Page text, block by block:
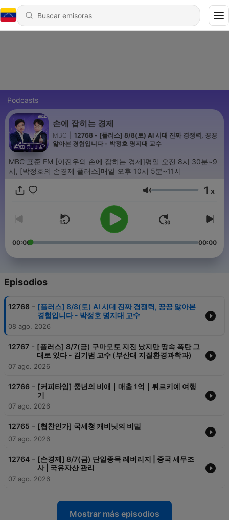
Podcasts
손에 잡히는 경제
MBC
12768 - [플러스] 8/8(토) AI 시대 진짜 경쟁력, 끙끙
앓아본 경험입니다 - 박정호 명지대 교수
MBC 표준 FM [이진우의 손에 잡히는 경제]평일 오전 8시 30분~9
시, [박정호의 손경제 플러스]매일 오후 10시 5분~11시
Volumen 1 x
00:00 00:00
Episodios
12768 - [플러스] 8/8(토) AI 시대 진짜 경쟁력, 끙끙 앓아본
경험입니다 - 박정호 명지대 교수
08 ago. 2026
12767 - [플러스] 8/7(금) 구마모토 지진 났지만 땅속 폭탄 그
대로 있다 - 김기범 교수 (부산대 지질환경과학과)
07 ago. 2026
12766 - [커피타임] 중년의 비애｜매출 1억｜튀르키예 여행
기
07 ago. 2026
12765 - [협찬인가] 국세청 캐비닛의 비밀
07 ago. 2026
12764 - [손경제] 8/7(금) 단일종목 레버리지 | 중국 세무조
사 | 국유자산 관리
07 ago. 2026
Mostrar más episodios